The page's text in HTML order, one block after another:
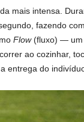
mais intensa.
fazendo
Flow(fluxo) — um
ao cozinhar,
entrega do